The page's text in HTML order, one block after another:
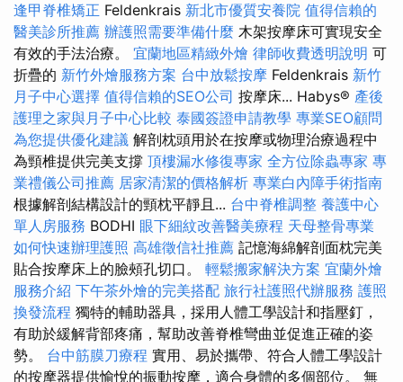
逢甲脊椎矯正 Feldenkrais 新北市優質安養院 值得信賴的
醫美診所推薦 辦護照需要準備什麼 木架按摩床可實現安全
有效的手法治療。 宜蘭地區精緻外燴 律師收費透明說明 可
折疊的 新竹外燴服務方案 台中放鬆按摩 Feldenkrais 新竹
月子中心選擇 值得信賴的SEO公司 按摩床... Habys® 產後
護理之家與月子中心比較 泰國簽證申請教學 專業SEO顧問
為您提供優化建議 解剖枕頭用於在按摩或物理治療過程中
為頸椎提供完美支撐 頂樓漏水修復專家 全方位除蟲專家 專
業禮儀公司推薦 居家清潔的價格解析 專業白內障手術指南
根據解剖結構設計的頸枕平靜且... 台中脊椎調整 養護中心
單人房服務 BODHI 眼下細紋改善醫美療程 天母整骨專業
如何快速辦理護照 高雄徵信社推薦 記憶海綿解剖面枕完美
貼合按摩床上的臉頰孔切口。 輕鬆搬家解決方案 宜蘭外燴
服務介紹 下午茶外燴的完美搭配 旅行社護照代辦服務 護照
換發流程 獨特的輔助器具，採用人體工學設計和指壓釘，
有助於緩解背部疼痛，幫助改善脊椎彎曲並促進正確的姿
勢。 台中筋膜刀療程 實用、易於攜帶、符合人體工學設計
的按摩器提供愉悅的振動按摩，適合身體的多個部位。 無